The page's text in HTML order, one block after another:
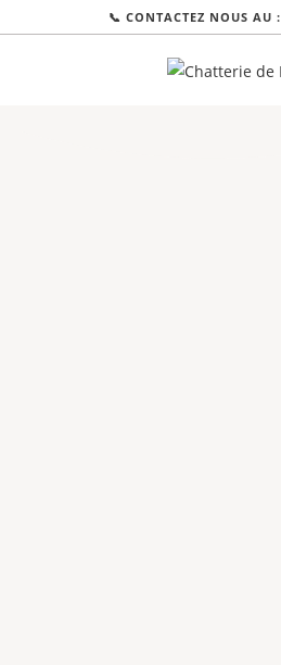
📞 CONTACTEZ NOUS AU :